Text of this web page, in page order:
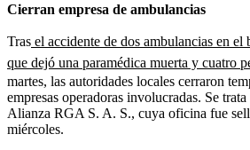
Cierran empresa de ambulancias
Tras el accidente de dos ambulancias en
que dejó una paramédica muerta y cuatro
martes, las autoridades locales cerraron
empresas operadoras involucradas. Se
Alianza RGA S. A. S., cuya oficina fue
miércoles.